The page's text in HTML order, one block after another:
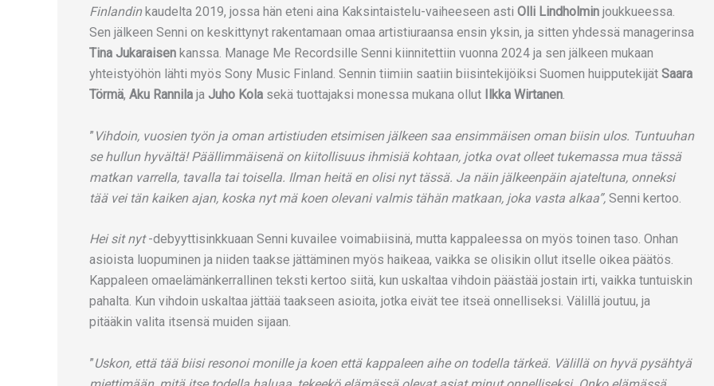
Finlandinkaudelta 2019, jossa hän eteni aina Kaksintaistelu-vaiheeseen asti Olli Lindholmin joukkueessa.
Sen jälkeen Senni on keskittynyt rakentamaan omaa artistiuraansa ensin yksin, ja sitten yhdessä managerinsa
Tina Jukaraisen kanssa. Manage Me Recordsille Senni kiinnitettiin vuonna 2024 ja sen jälkeen mukaan
yhteistyöhön lähti myös Sony Music Finland. Sennin tiimiin saatiin biisintekijöiksi Suomen huipputekijät Saara
Törmä, Aku Rannila ja Juho Kola sekä tuottajaksi monessa mukana ollut Ilkka Wirtanen.
” Vihdoin, vuosien työn ja oman artistiuden etsimisen jälkeen saa ensimmäisen oman biisin ulos. Tuntuuhan
se hullun hyvältä! Päällimmäisenä on kiitollisuus ihmisiä kohtaan, jotka ovat olleet tukemassa mua tässä
matkan varrella, tavalla tai toisella. Ilman heitä en olisi nyt tässä. Ja näin jälkeenpäin ajateltuna, onneksi
tää vei tän kaiken ajan, koska nyt mä koen olevani valmis tähän matkaan, joka vasta alkaa”, Senni kertoo.
Hei sit nyt-debyyttisinkkuaan Senni kuvailee voimabiisinä, mutta kappaleessa on myös toinen taso. Onhan
asioista luopuminen ja niiden taakse jättäminen myös haikeaa, vaikka se olisikin ollut itselle oikea päätös.
Kappaleen omaelämänkerrallinen teksti kertoo siitä, kun uskaltaa vihdoin päästää jostain irti, vaikka tuntuiskin
pahalta. Kun vihdoin uskaltaa jättää taakseen asioita, jotka eivät tee itseä onnelliseksi. Välillä joutuu, ja
pitääkin valita itsensä muiden sijaan.
”Uskon, että tää biisi resonoi monille ja koen että kappaleen aihe on todella tärkeä. Välillä on hyvä pysähtyä